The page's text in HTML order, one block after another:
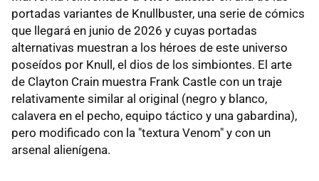
portadas variantes de Knullbuster, una serie de cómics
que llegará en junio de 2026 y cuyas portadas
alternativas muestran a los héroes de este universo
poseídos por Knull, el dios de los simbiontes. El arte
de Clayton Crain muestra Frank Castle con un traje
relativamente similar al original (negro y blanco,
calavera en el pecho, equipo táctico y una gabardina),
pero modificado con la "textura Venom" y con un
arsenal alienígena.